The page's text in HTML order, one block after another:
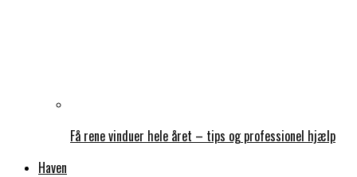
Få rene vinduer hele året – tips og professionel hjælp
Haven